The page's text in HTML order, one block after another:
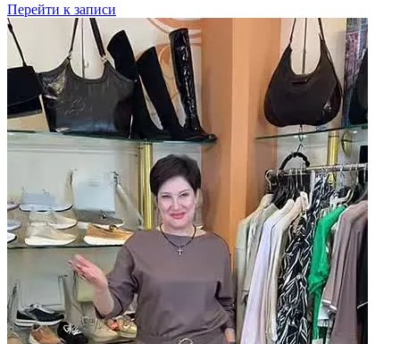
Перейти к записи